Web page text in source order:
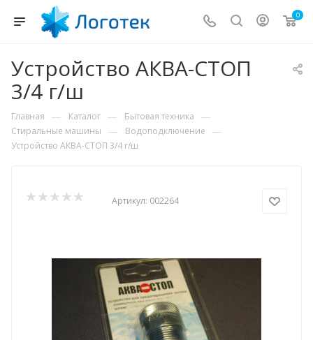
0
Устройство АКВА-СТОП
3/4 г/ш
Главная — Каталог — Бытовая техника —
Стиральные машины — Водоподключение —
Устройство АКВА-СТОП 3/4 г/ш
Артикул: 002264